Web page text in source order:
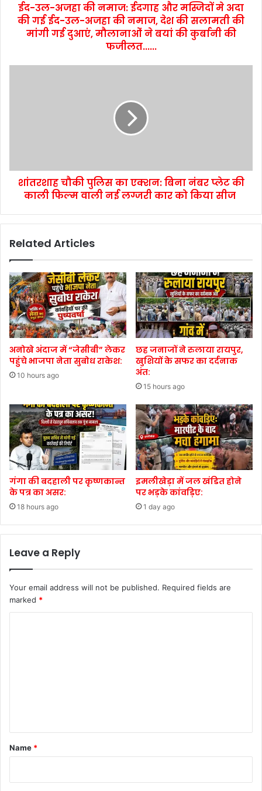
ईद-उल-अजहा की नमाज: ईदगाह और मस्जिदों मे अदा
की गई ईद-उल-अजहा की नमाज, देश की सलामती की
मांगी गई दुआएं, मौलानाओं ने बयां की कुर्बानी की
फजीलत......
शांतरशाह चौकी पुलिस का एक्शन: बिना नंबर प्लेट की
काली फिल्म वाली नई लग्जरी कार को किया सीज
Related Articles
अनोखे अंदाज में “जेसीबी” लेकर
पहुंचे भाजपा नेता सुबोध राकेश:
10 hours ago
छह जनाजों ने रुलाया रायपुर,
खुशियों के सफर का दर्दनाक
अंत:
15 hours ago
गंगा की बदहाली पर कृष्णकान्त
के पत्र का असर:
18 hours ago
इमलीखेड़ा में जल खंडित होने
पर भड़के कांवड़िए:
1 day ago
Leave a Reply
Your email address will not be published. Required fields are
marked *
*
Name *